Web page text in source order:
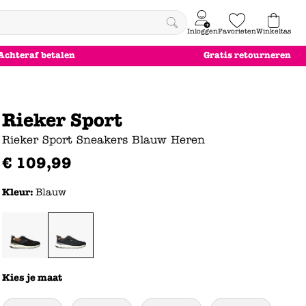
InloggenFavorietenWinkeltas
0
betalen Gratis retourneren
Rieker Sport
Rieker Sport Sneakers Blauw Heren
€ 109,99
Kleur: Blauw
Kies je maat